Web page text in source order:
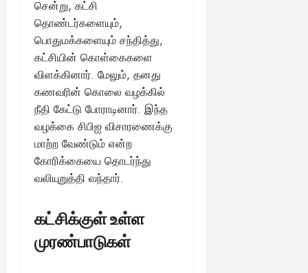
சென்று, கட்சி
தொண்டர்களையும்,
பொதுமக்களையும் சந்தித்து,
கட்சியின் கொள்கைகளை
விளக்கினார். மேலும், தனது
கணவரின் கொலை வழக்கில்
நீதி கேட்டு போராடினார். இந்த
வழக்கை சிபிஐ விசாரணைக்கு
மாற்ற வேண்டும் என்ற
கோரிக்கையை தொடர்ந்து
வலியுறுத்தி வந்தார்.
கட்சிக்குள் உள்ள
முரண்பாடுகள்